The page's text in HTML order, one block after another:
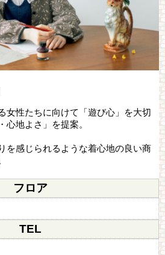
女性たちに向けて「遊び心」を大切
心地よさ」を提案。
を感じられるような着心地の良い商
フロア
TEL